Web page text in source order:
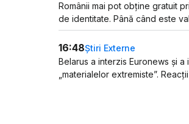
Românii mai pot obține gratuit
de identitate. Până când este
16:48Știri Externe
Belarus a interzis Euronews și a
„materialelor extremiste”.